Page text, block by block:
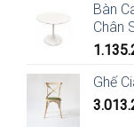
Bàn
Chân
Ghế